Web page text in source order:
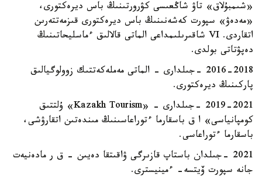
«شىمبۇلاق» تاۋ شاڭعىسى كۋرورتىنىڭ باس ديرەكتورى،
«مەدەۋ» سپورت كەشەنىنىڭ باس ديرەكتورى قىزمەتتەرىن
اتقاردى. VI شاقىرىلىمداعى الماتى قالالىق ءماسليحاتىنىڭ
دەپۋتاتى بولدى.
2016-2018 -جىلدارى - الماتى مەملەكەتتىك زوولوگيالىق
پاركىنىڭ ديرەكتورى.
2019-2021 -جىلدارى - «Kazakh Tourism» ۇلتتىق
كومپانياسى» ا ق باسقارما ءتوراعاسىنىڭ مىندەتىن اتقارۋشى،
باسقارما ءتوراعاسى.
2021 -جىلدان باستاپ قازىرگى ۋاقىتقا دەيىن – ق ر مادەنيەت
جانە سپورت ۆيتسە- ءمينيسترى.